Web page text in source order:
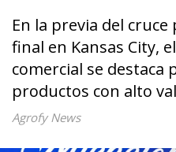
En la previa del
final en Kansas City,
comercial se destaca
productos con alto
Agrofy News